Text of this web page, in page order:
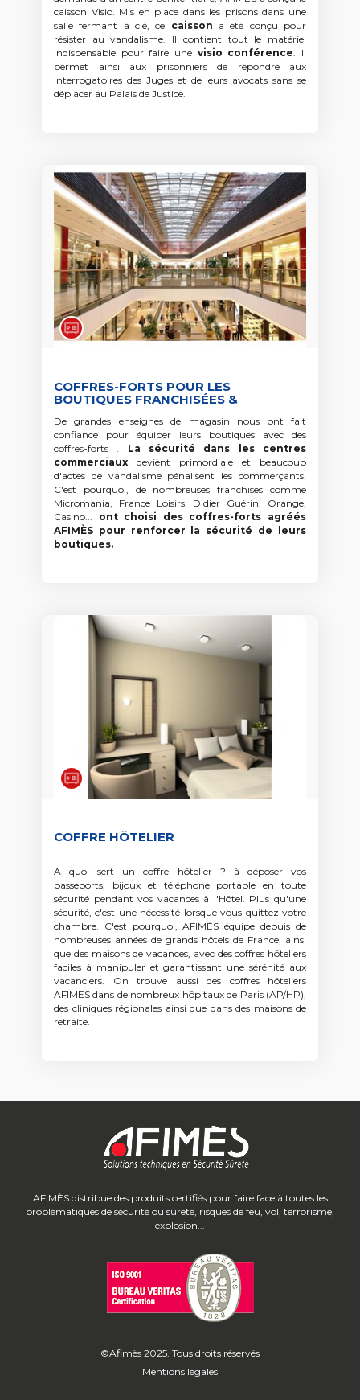
caisson Visio. Mis en place dans les prisons dans une
salle fermant à clé, ce caisson a été conçu pour
résister au vandalisme. Il contient tout le matériel
indispensable pour faire une visio conférence. Il
permet ainsi aux prisonniers de répondre aux
interrogatoires des Juges et de leurs avocats sans se
déplacer au Palais de Justice.
COFFRES-FORTS POUR LES
BOUTIQUES FRANCHISÉES &
De grandes enseignes de magasin nous ont fait
confiance pour équiper leurs boutiques avec des
coffres-forts . La sécurité dans les centres
commerciaux devient primordiale et beaucoup
d'actes de vandalisme pénalisent les commerçants.
C'est pourquoi, de nombreuses franchises comme
Micromania, France Loisirs, Didier Guérin, Orange,
Casino... ont choisi des coffres-forts agréés
AFIMÈS pour renforcer la sécurité de leurs
boutiques.
COFFRE HÔTELIER
A quoi sert un coffre hôtelier ? à déposer vos
passeports, bijoux et téléphone portable en toute
sécurité pendant vos vacances à l'Hôtel. Plus qu'une
sécurité, c'est une nécessité lorsque vous quittez votre
chambre. C'est pourquoi, AFIMÈS équipe depuis de
nombreuses années de grands hôtels de France, ainsi
que des maisons de vacances, avec des coffres hôteliers
faciles à manipuler et garantissant une sérénité aux
vacanciers. On trouve aussi des coffres hôteliers
AFIMES dans de nombreux hôpitaux de Paris (AP/HP),
des cliniques régionales ainsi que dans des maisons de
retraite.
AFIMÈS distribue des produits certifiés pour faire face à toutes les
problématiques de sécurité ou sûreté, risques de feu, vol, terrorisme,
explosion...
©Afimès 2025. Tous droits réservés
Mentions légales